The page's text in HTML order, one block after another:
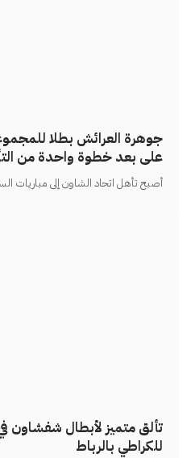
جوهرة العرائش بطلا
على بعد خطوة واحدة من
أصبح تأهل اتحاد الشاون إلى مباريات
تألق متميز لأبطال شفشاون
للكراطي بالرباط